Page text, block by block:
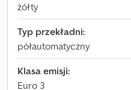
żółty
Typ przekładni:
półautomatyczny
Klasa emisji:
Euro 3